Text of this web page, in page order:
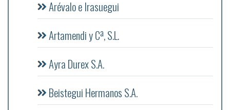
Arévalo e Irasuegui
Artamendi y Cª, S.L.
Ayra Durex S.A.
Beistegui Hermanos S.A.